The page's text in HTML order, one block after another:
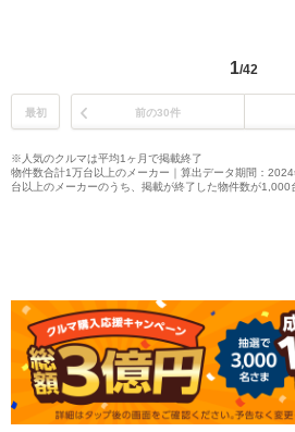
1/42
最初 前の30件
※人気のクルマは平均1ヶ月で掲載終了
物件数合計1万台以上のメーカー｜算出データ期間：
台以上のメーカーのうち、掲載が終了した物件数が1,000